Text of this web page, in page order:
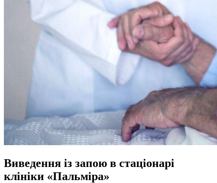
Виведення із запою в стаціонарі
клініки «Пальміра»